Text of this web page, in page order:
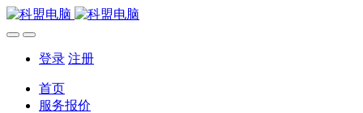
登录 注册
首页
服务报价